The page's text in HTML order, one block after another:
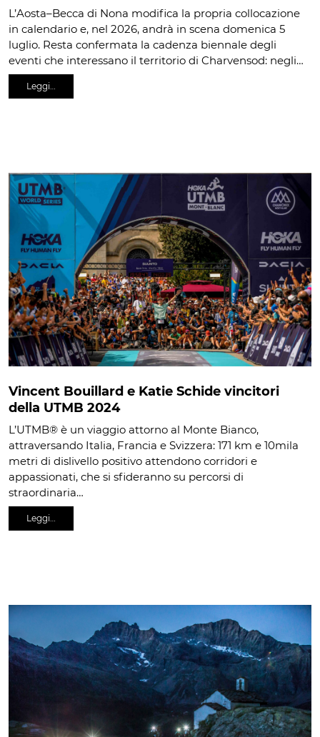
L’Aosta–Becca di Nona modifica la propria collocazione
in calendario e, nel 2026, andrà in scena domenica 5
luglio. Resta confermata la cadenza biennale degli
eventi che interessano il territorio di Charvensod: negli…
Leggi…
Vincent Bouillard e Katie Schide vincitori
della UTMB 2024
L’UTMB® è un viaggio attorno al Monte Bianco,
attraversando Italia, Francia e Svizzera: 171 km e 10mila
metri di dislivello positivo attendono corridori e
appassionati, che si sfideranno su percorsi di
straordinaria…
Leggi…